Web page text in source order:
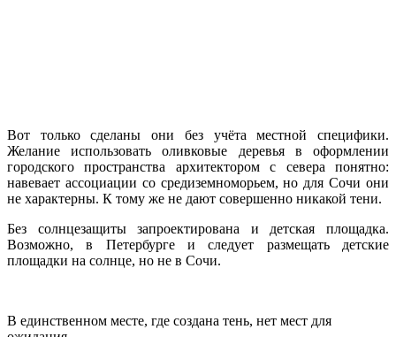
Вот только сделаны они без учёта местной специфики.
Желание использовать оливковые деревья в оформлении
городского пространства архитектором с севера понятно:
навевает ассоциации со средиземноморьем, но для Сочи они
не характерны. К тому же не дают совершенно никакой тени.
Без солнцезащиты запроектирована и детская площадка.
Возможно, в Петербурге и следует размещать детские
площадки на солнце, но не в Сочи.
В единственном месте, где создана тень, нет мест для